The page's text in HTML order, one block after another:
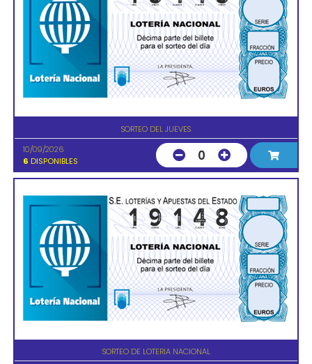
SORTEO DEL JUEVES
10/09/2026
6 DISPONIBLES 0
SORTEO DE LOTERIA NACIONAL